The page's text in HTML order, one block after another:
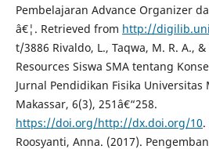
Pembelajaran Advance Organizer
â€¦. Retrieved from http://
t/3886 Rivaldo, L., Taqwa, M. R. A.,
Resources Siswa SMA tentang
Jurnal Pendidikan Fisika Universitas
Makassar, 6(3), 251â€“258.
https://doi.org/http://dx.doi.org/10
Roosyanti, Anna. (2017).